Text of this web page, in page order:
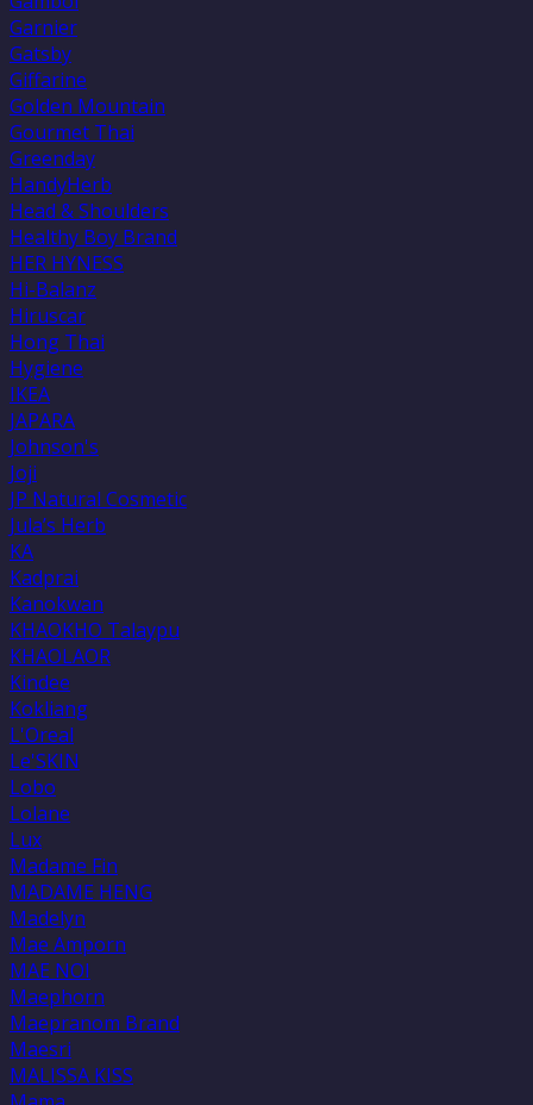
Garnier
Gatsby
Giffarine
Golden Mountain
Gourmet Thai
Greenday
HandyHerb
Head & Shoulders
Healthy Boy Brand
HER HYNESS
Hi-Balanz
Hiruscar
Hong Thai
Hygiene
IKEA
JAPARA
Johnson's
Joji
JP Natural Cosmetic
Jula’s Herb
KA
Kadprai
Kanokwan
KHAOKHO Talaypu
KHAOLAOR
Kindee
Kokliang
L'Oreal
Le'SKIN
Lobo
Lolane
Lux
Madame Fin
MADAME HENG
Madelyn
Mae Amporn
MAE NOI
Maephorn
Maepranom Brand
Maesri
MALISSA KISS